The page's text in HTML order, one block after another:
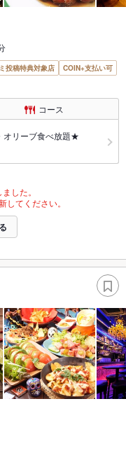
投稿特典対象店
COIN+支払い可
コース
オリーブ食べ放題★
した。
てください。